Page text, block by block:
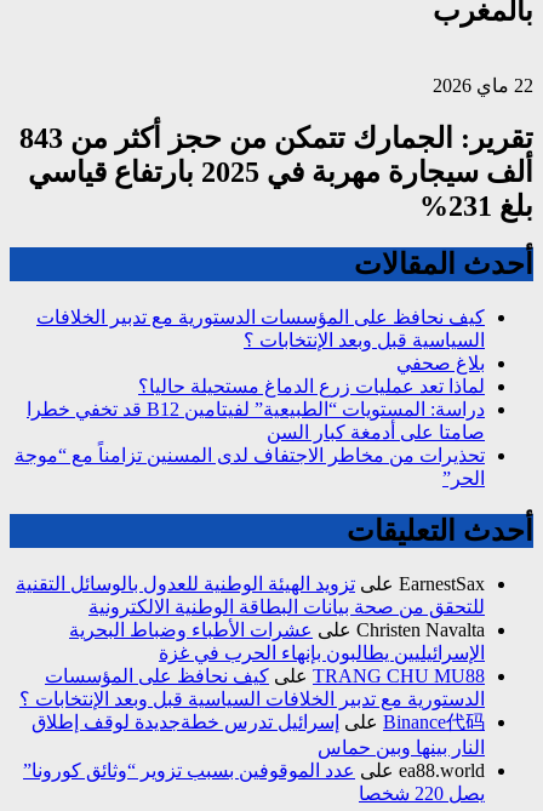
بالمغرب
22 ماي 2026
تقرير: الجمارك تتمكن من حجز أكثر من 843
ألف سيجارة مهربة في 2025 بارتفاع قياسي
بلغ 231%
أحدث المقالات
كيف نحافظ على المؤسسات الدستورية مع تدبير الخلافات
السياسية قبل وبعد الإنتخابات ؟
بلاغ صحفي
لماذا تعد عمليات زرع الدماغ مستحيلة حاليا؟
دراسة: المستويات “الطبيعية” لفيتامين B12 قد تخفي خطرا
صامتا على أدمغة كبار السن
تحذيرات من مخاطر الاجتفاف لدى المسنين تزامناً مع “موجة
الحر”
أحدث التعليقات
EarnestSax على تزويد الهيئة الوطنية للعدول بالوسائل التقنية
للتحقق من صحة بيانات البطاقة الوطنية الالكترونية
Christen Navalta على عشرات الأطباء وضباط البحرية
الإسرائيليين يطالبون بإنهاء الحرب في غزة
TRANG CHU MU88 على كيف نحافظ على المؤسسات
الدستورية مع تدبير الخلافات السياسية قبل وبعد الإنتخابات ؟
Binance代码 على إسرائيل تدرس خطةجديدة لوقف إطلاق
النار بينها وبين حماس
ea88.world على عدد الموقوفين بسبب تزوير “وثائق كورونا”
يصل 220 شخصا